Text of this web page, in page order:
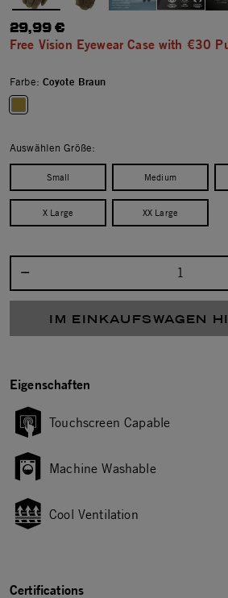
29,99 €
Free Vision Eyewear Case with €30
Farbe: Coyote Braun
Auswählen Größe:
Small Medium
X Large XX Large
IM EINKAUFSWAGEN
Eigenschaften
Touchscreen Capable
Machine Washable
Cool Ventilation
Certifications